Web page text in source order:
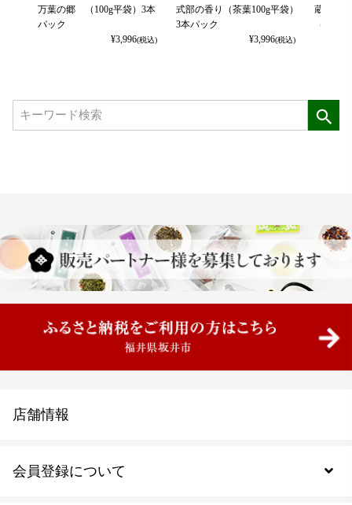
万葉の郷 （100g平袋）3本
パック
¥3,996(税込)
式部の香り（茶葉100g平袋）
3本パック
¥3,996(税込)
蔵泰然-
（封筒）
会員登録について
店舗情報